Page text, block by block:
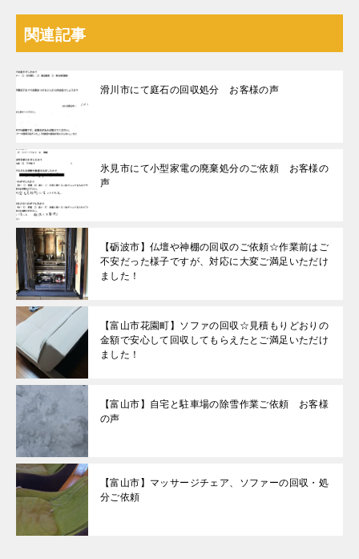
関連記事
滑川市にて庭石の回収処分 お客様の声
氷見市にて小型家電の廃棄処分のご依頼 お客様の
声
【砺波市】仏壇や神棚の回収のご依頼☆作業前はご
不安だった様子ですが、対応に大変ご満足いただけ
ました！
【富山市花園町】ソファの回収☆見積もりどおりの
金額で安心して回収してもらえたとご満足いただけ
ました！
【富山市】自宅と駐車場の除雪作業ご依頼 お客様
の声
【富山市】マッサージチェア、ソファーの回収・処
分ご依頼